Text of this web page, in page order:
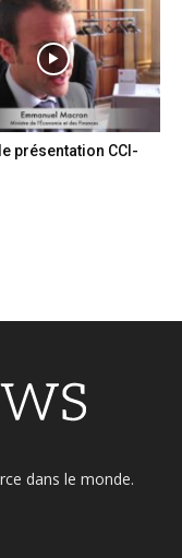
présentation CCI-
dans le monde.